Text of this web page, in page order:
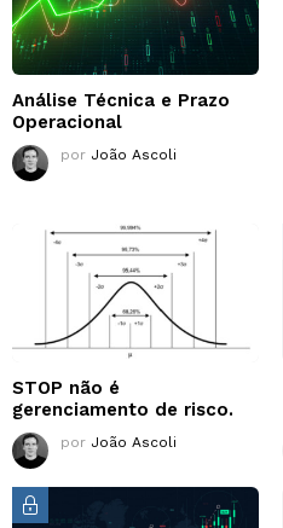
Análise Técnica e Prazo
Operacional
por João Ascoli
STOP não é
gerenciamento de risco.
por João Ascoli